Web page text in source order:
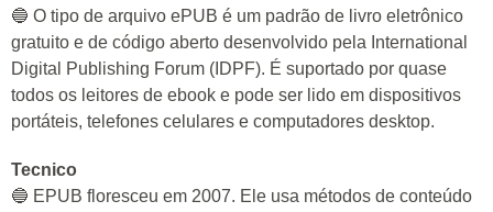
🔵 O tipo de arquivo ePUB é um padrão de livro eletrônico
gratuito e de código aberto desenvolvido pela International
Digital Publishing Forum (IDPF). É suportado por quase
todos os leitores de ebook e pode ser lido em dispositivos
portáteis, telefones celulares e computadores desktop.
Tecnico
🔵 EPUB floresceu em 2007. Ele usa métodos de conteúdo